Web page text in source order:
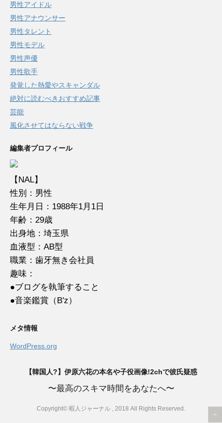
男性アイドル
男性アナウンサー
男性タレント
男性モデル
男性声優
男性歌手
発覚した熱愛やスキャンダル
絶対に読むべきおすすめ記事
芸能
風化させてはならない戦争
編集者プロフィール
【NAL】
性別：男性
生年月日：1988年1月1日
年齢：29歳
出身地：埼玉県
血液型：AB型
職業：歯牙無き会社員
趣味：
●ブログを執筆すること
●音楽鑑賞（B'z）
メタ情報
WordPress.org
【韓国人?】伊原六花の本名や子役画像!2chで彼氏疑惑
〜最高のスキマ時間をあなたへ〜
Copyright© 暇人ジャーナル , 2018 All Rights Reserved.